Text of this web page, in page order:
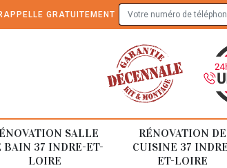
GRATUITEMENT
SALLE
BAIN 37 INDRE-ET-
LOIRE
RÉNOVATION DE
CUISINE 37
ET-LOIRE